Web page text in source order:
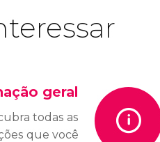
geral
todas as
que você